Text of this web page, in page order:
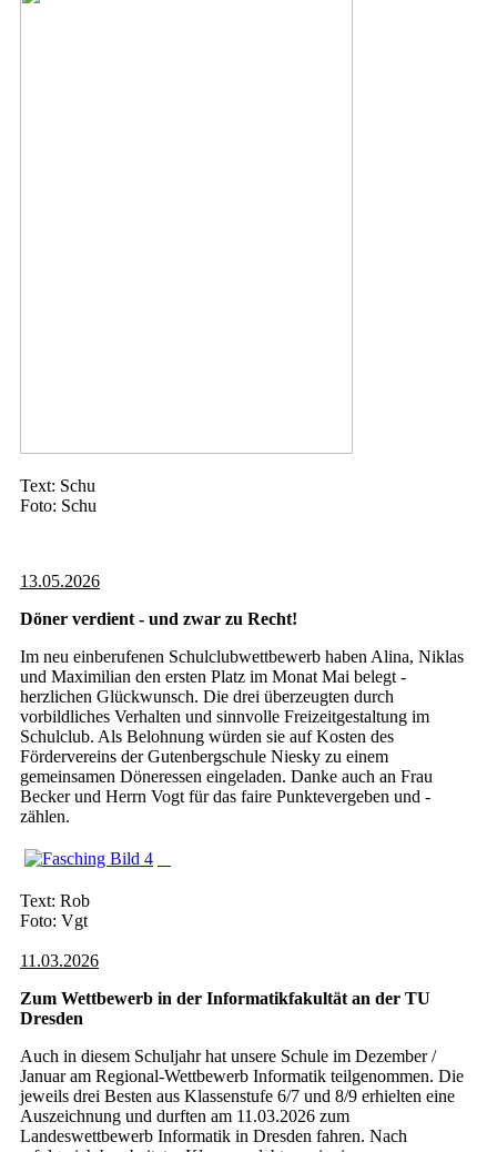
Text: Schu
Foto: Schu
13.05.2026
Döner verdient - und zwar zu Recht!
Im neu einberufenen Schulclubwettbewerb haben Alina, Niklas
und Maximilian den ersten Platz im Monat Mai belegt -
herzlichen Glückwunsch. Die drei überzeugten durch
vorbildliches Verhalten und sinnvolle Freizeitgestaltung im
Schulclub. Als Belohnung würden sie auf Kosten des
Fördervereins der Gutenbergschule Niesky zu einem
gemeinsamen Döneressen eingeladen. Danke auch an Frau
Becker und Herrn Vogt für das faire Punktevergeben und -
zählen.
Text: Rob
Foto: Vgt
11.03.2026
Zum Wettbewerb in der Informatikfakultät an der TU
Dresden
Auch in diesem Schuljahr hat unsere Schule im Dezember /
Januar am Regional-Wettbewerb Informatik teilgenommen. Die
jeweils drei Besten aus Klassenstufe 6/7 und 8/9 erhielten eine
Auszeichnung und durften am 11.03.2026 zum
Landeswettbewerb Informatik in Dresden fahren. Nach